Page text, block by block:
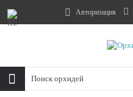
Авторизация